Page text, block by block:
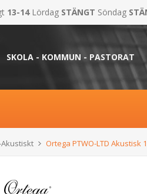
13-14 Lördag STÄNGT Söndag
SKOLA - KOMMUN - PASTORAT
Ortega PTWO-LTD Akustisk